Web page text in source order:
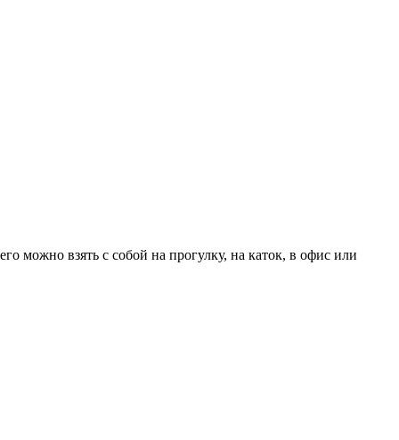
можно взять с собой на прогулку, на каток, в офис или